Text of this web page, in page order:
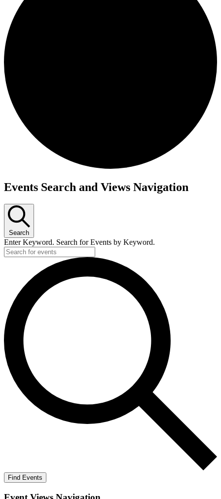
Events Search and Views Navigation
Search
Enter Keyword. Search for Events by Keyword.
Find Events